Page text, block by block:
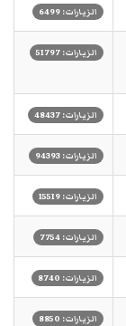
الزيارات: 6499
الزيارات: 51797
الزيارات: 48437
الزيارات: 94393
الزيارات: 15519
الزيارات: 7754
الزيارات: 8740
الزيارات: 8850